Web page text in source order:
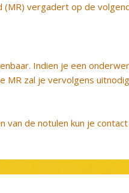
(MR) vergadert op de
Indien je een
MR zal je vervolgens
van de notulen kun je